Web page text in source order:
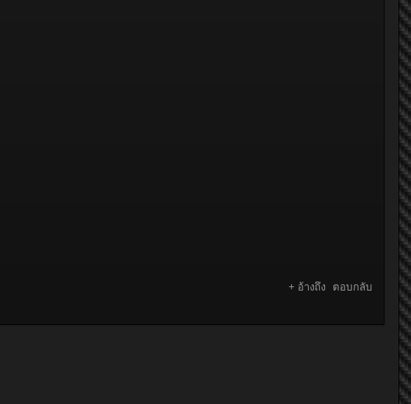
+ อ้างถึง ตอบกลับ